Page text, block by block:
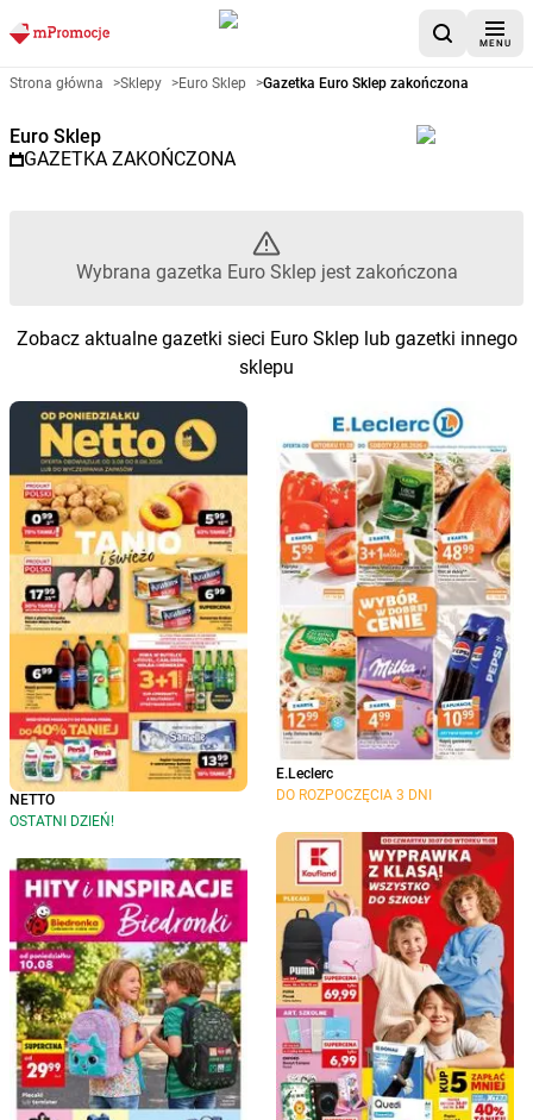
MENU
Gazetka promocyjna Euro
Strona główna >Sklepy >Euro Sklep >Gazetka Euro Sklep zakończona
Euro Sklep
GAZETKA ZAKOŃCZONA
Wybrana gazetka Euro Sklep jest zakończona
Zobacz aktualne gazetki sieci Euro Sklep lub gazetki innego
sklepu
NETTO
OSTATNI DZIEŃ!
E.Leclerc
DO ROZPOCZĘCIA 3 DNI